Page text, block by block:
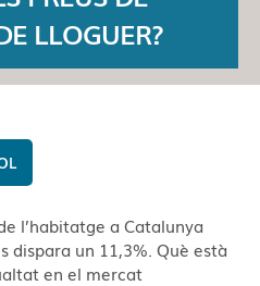
LLOGUER?
l’habitatge a Catalunya
dispara un 11,3%. Què està
en el mercat